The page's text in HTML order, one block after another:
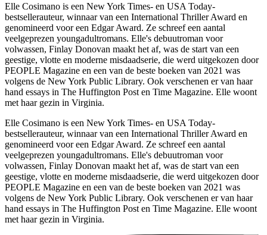
Elle Cosimano is een New York Times- en USA Today-
bestsellerauteur, winnaar van een International Thriller Award en
genomineerd voor een Edgar Award. Ze schreef een aantal
veelgeprezen youngadultromans. Elle's debuutroman voor
volwassen, Finlay Donovan maakt het af, was de start van een
geestige, vlotte en moderne misdaadserie, die werd uitgekozen door
PEOPLE Magazine en een van de beste boeken van 2021 was
volgens de New York Public Library. Ook verschenen er van haar
hand essays in The Huffington Post en Time Magazine. Elle woont
met haar gezin in Virginia.
Elle Cosimano is een New York Times- en USA Today-
bestsellerauteur, winnaar van een International Thriller Award en
genomineerd voor een Edgar Award. Ze schreef een aantal
veelgeprezen youngadultromans. Elle's debuutroman voor
volwassen, Finlay Donovan maakt het af, was de start van een
geestige, vlotte en moderne misdaadserie, die werd uitgekozen door
PEOPLE Magazine en een van de beste boeken van 2021 was
volgens de New York Public Library. Ook verschenen er van haar
hand essays in The Huffington Post en Time Magazine. Elle woont
met haar gezin in Virginia.